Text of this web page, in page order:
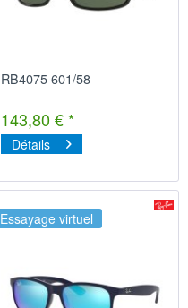
RB4075 601/58
143,80 € *
Détails
Essayage virtuel